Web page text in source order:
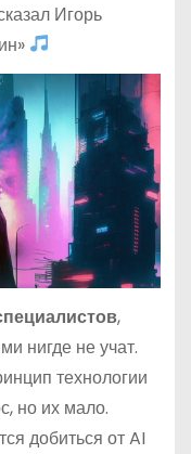
Игорь
,
нигде не учат.
технологии
но их мало.
добиться от AI